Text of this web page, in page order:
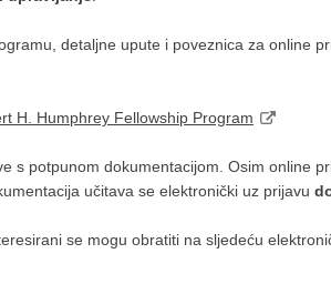
detaljne upute i poveznica za online
H. Humphrey Fellowship Program
s potpunom dokumentacijom. Osim online
učitava se elektronički uz prijavu
se mogu obratiti na sljedeću